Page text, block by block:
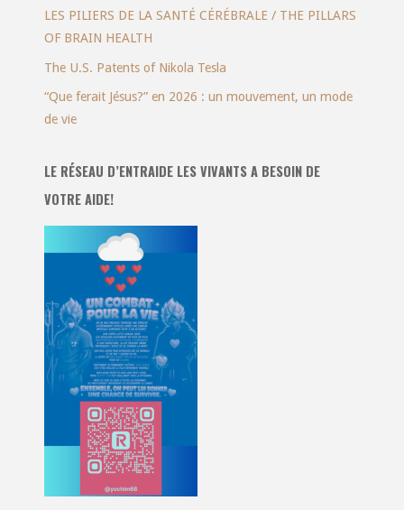
LES PILIERS DE LA SANTÉ CÉRÉBRALE / THE PILLARS
OF BRAIN HEALTH
The U.S. Patents of Nikola Tesla
“Que ferait Jésus?” en 2026 : un mouvement, un mode
de vie
LE RÉSEAU D’ENTRAIDE LES VIVANTS A BESOIN DE
VOTRE AIDE!